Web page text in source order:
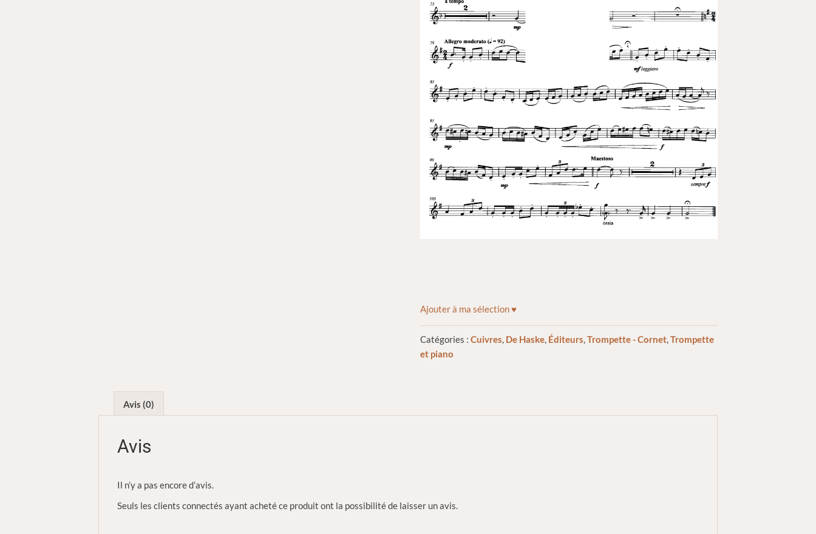
Ajouter à ma sélection ♥
Catégories :Cuivres, De Haske, Éditeurs,Trompette - Cornet,Trompette
et piano
Avis (0)
Avis
Il n’y a pas encore d’avis.
Seuls les clients connectés ayant acheté ce produit ont la possibilité de laisser un avis.